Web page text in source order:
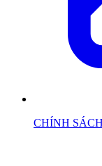
CHÍNH